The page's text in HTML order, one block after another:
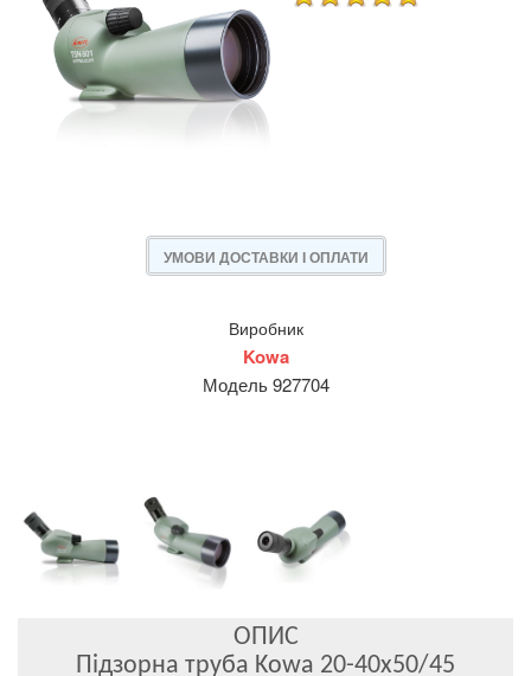
УМОВИ ДОСТАВКИ І ОПЛАТИ
Виробник
Kowa
Модель 927704
ОПИС
Підзорна труба Kowa 20-40x50/45